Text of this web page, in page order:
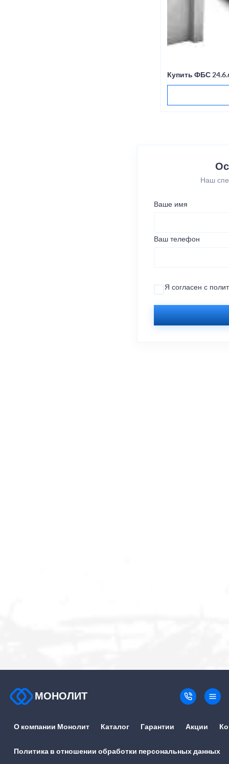
Купить ФБС
Наш
Ваше имя
Ваш телефон
Я согласен с
МОНОЛИТ
О компании Монолит Каталог Гарантии Акции
Политика в отношении обработки персональных данных